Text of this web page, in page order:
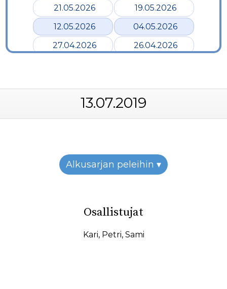
21.05.2026
19.05.2026
12.05.2026
04.05.2026
27.04.2026
26.04.2026
28.03.2026
24.03.2026
19.03.2026
12.03.2026
26.02.2026
24.02.2026
22.02.2026
19.02.2026
31.01.2026
27.01.2026
19.01.2026
17.01.2026
13.07.2019
Alkusarjan peleihin ▾
Osallistujat
Kari, Petri, Sami